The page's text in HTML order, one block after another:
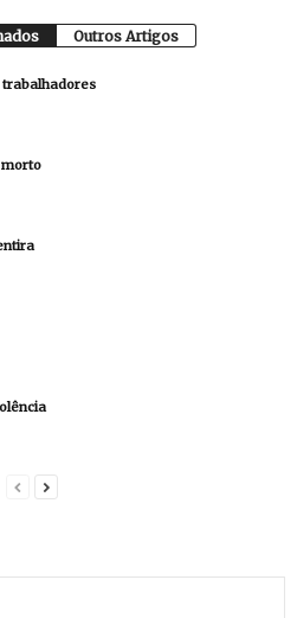
Outros Artigos
morto